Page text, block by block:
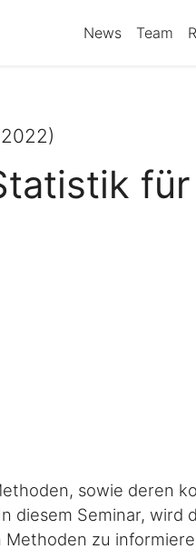
News Team
für
sowie deren
diesem Seminar,
zu